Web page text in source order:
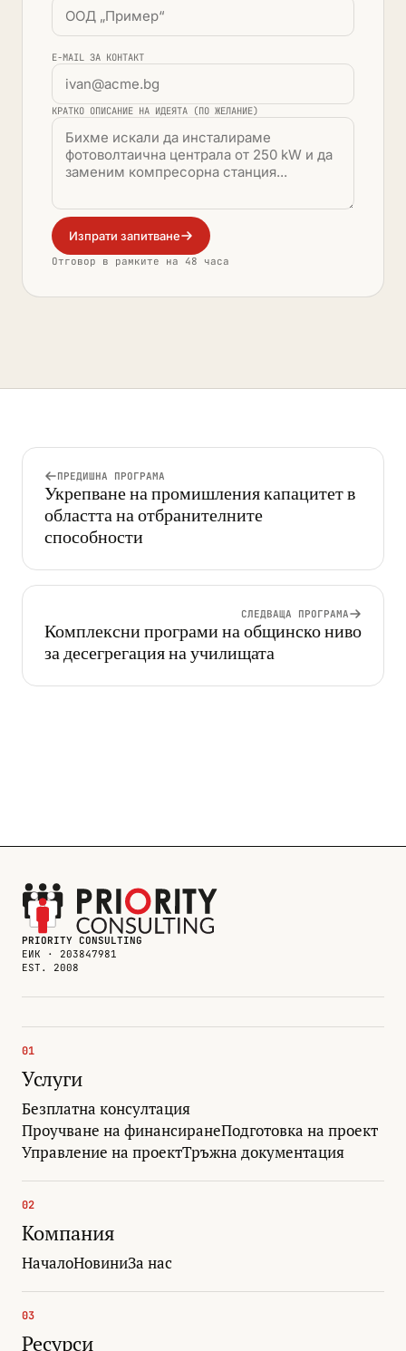
E-MAIL ЗА КОНТАКТ
КРАТКО ОПИСАНИЕ НА ИДЕЯТА (ПО ЖЕЛАНИЕ)
Изпрати запитване
Отговор в рамките на 48 часа
ПРЕДИШНА ПРОГРАМА
Укрепване на промишления капацитет в
областта на отбранителните
способности
СЛЕДВАЩА ПРОГРАМА
Комплексни програми на общинско ниво
за десегрегация на училищата
PRIORITY CONSULTING
ЕИК · 203847981
EST. 2008
01
Услуги
Безплатна консултация
Проучване на финансиранеПодготовка на проект
Управление на проектТръжна документация
02
Компания
НачалоНовиниЗа нас
03
Ресурси